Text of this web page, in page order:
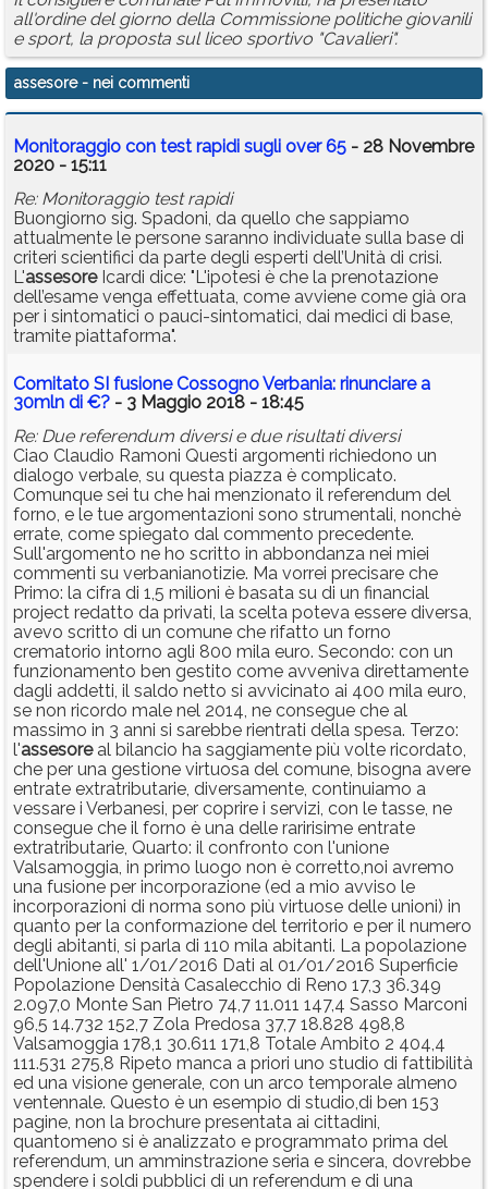
all'ordine del giorno della Commissione politiche giovanili
e sport, la proposta sul liceo sportivo "Cavalieri".
assesore- nei commenti
Monitoraggio con test rapidi sugli over 65 - 28 Novembre
2020 - 15:11
Re: Monitoraggio test rapidi
Buongiorno sig. Spadoni, da quello che sappiamo
attualmente le persone saranno individuate sulla base di
criteri scientifici da parte degli esperti dell’Unità di crisi.
L'assesoreIcardi dice: "L'ipotesi è che la prenotazione
dell’esame venga effettuata, come avviene come già ora
per i sintomatici o pauci-sintomatici, dai medici di base,
tramite piattaforma".
Comitato SI fusione Cossogno Verbania: rinunciare a
30mln di €? - 3 Maggio 2018 - 18:45
Re: Due referendum diversi e due risultati diversi
Ciao Claudio Ramoni Questi argomenti richiedono un
dialogo verbale, su questa piazza è complicato.
Comunque sei tu che hai menzionato il referendum del
forno, e le tue argomentazioni sono strumentali, nonchè
errate, come spiegato dal commento precedente.
Sull'argomento ne ho scritto in abbondanza nei miei
commenti su verbanianotizie. Ma vorrei precisare che
Primo: la cifra di 1,5 milioni è basata su di un financial
project redatto da privati, la scelta poteva essere diversa,
avevo scritto di un comune che rifatto un forno
crematorio intorno agli 800 mila euro. Secondo: con un
funzionamento ben gestito come avveniva direttamente
dagli addetti, il saldo netto si avvicinato ai 400 mila euro,
se non ricordo male nel 2014, ne consegue che al
massimo in 3 anni si sarebbe rientrati della spesa. Terzo:
l'assesoreal bilancio ha saggiamente più volte ricordato,
che per una gestione virtuosa del comune, bisogna avere
entrate extratributarie, diversamente, continuiamo a
vessare i Verbanesi, per coprire i servizi, con le tasse, ne
consegue che il forno è una delle raririsime entrate
extratributarie, Quarto: il confronto con l'unione
Valsamoggia, in primo luogo non è corretto,noi avremo
una fusione per incorporazione (ed a mio avviso le
incorporazioni di norma sono più virtuose delle unioni) in
quanto per la conformazione del territorio e per il numero
degli abitanti, si parla di 110 mila abitanti. La popolazione
dell'Unione all' 1/01/2016 Dati al 01/01/2016 Superficie
Popolazione Densità Casalecchio di Reno 17,3 36.349
2.097,0 Monte San Pietro 74,7 11.011 147,4 Sasso Marconi
96,5 14.732 152,7 Zola Predosa 37,7 18.828 498,8
Valsamoggia 178,1 30.611 171,8 Totale Ambito 2 404,4
111.531 275,8 Ripeto manca a priori uno studio di fattibilità
ed una visione generale, con un arco temporale almeno
ventennale. Questo è un esempio di studio,di ben 153
pagine, non la brochure presentata ai cittadini,
quantomeno si è analizzato e programmato prima del
referendum, un amminstrazione seria e sincera, dovrebbe
spendere i soldi pubblici di un referendum e di una